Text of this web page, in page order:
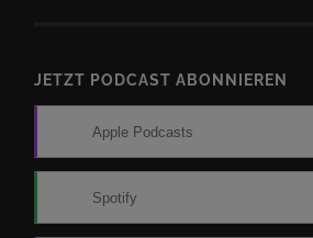
JETZT PODCAST ABONNIEREN
Apple Podcasts
Spotify